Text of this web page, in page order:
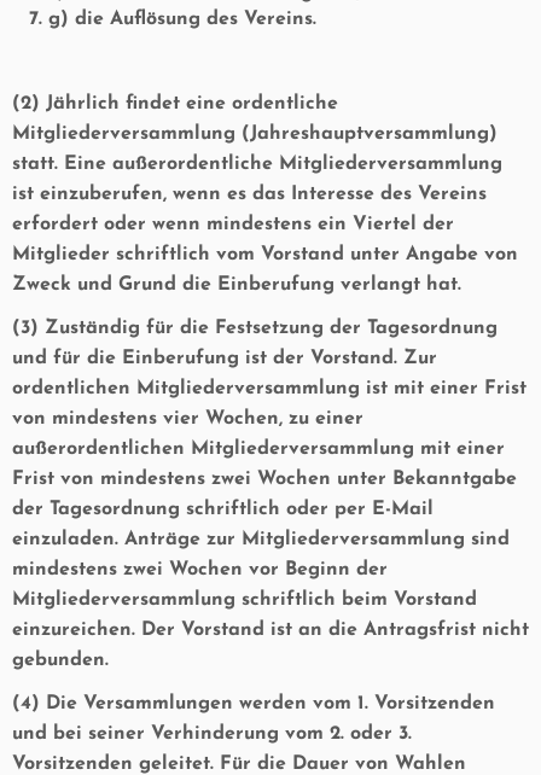
g) die Auflösung des Vereins.
(2) Jährlich findet eine ordentliche
Mitgliederversammlung (Jahreshauptversammlung)
statt. Eine außerordentliche Mitgliederversammlung
ist einzuberufen, wenn es das Interesse des Vereins
erfordert oder wenn mindestens ein Viertel der
Mitglieder schriftlich vom Vorstand unter Angabe von
Zweck und Grund die Einberufung verlangt hat.
(3) Zuständig für die Festsetzung der Tagesordnung
und für die Einberufung ist der Vorstand. Zur
ordentlichen Mitgliederversammlung ist mit einer Frist
von mindestens vier Wochen, zu einer
außerordentlichen Mitgliederversammlung mit einer
Frist von mindestens zwei Wochen unter Bekanntgabe
der Tagesordnung schriftlich oder per E-Mail
einzuladen. Anträge zur Mitgliederversammlung sind
mindestens zwei Wochen vor Beginn der
Mitgliederversammlung schriftlich beim Vorstand
einzureichen. Der Vorstand ist an die Antragsfrist nicht
gebunden.
(4) Die Versammlungen werden vom 1. Vorsitzenden
und bei seiner Verhinderung vom 2. oder 3.
Vorsitzenden geleitet. Für die Dauer von Wahlen